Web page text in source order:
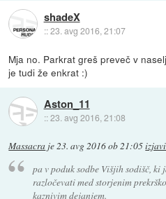
shadeX
::23. avg 2016, 21:07
Mja no. Parkrat greš preveč v
je tudi že enkrat :)
Aston_11
::23. avg 2016, 21:08
Massacra je23. avg 2016 ob 21:05
pa v poduk sodbe Višjih sodišč,
razločevati med storjenim
kaznivim dejanjem.